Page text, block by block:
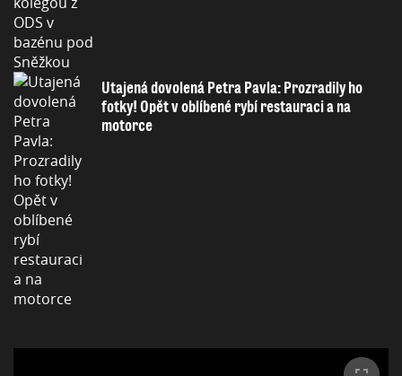
Utajená dovolená Petra Pavla: Prozradily ho
fotky! Opět v oblíbené rybí restauraci a na
motorce